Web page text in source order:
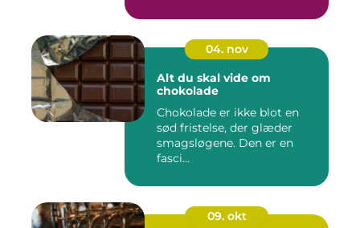
04. nov
Alt du skal vide om
chokolade
Chokolade er ikke blot en
sød fristelse, der glæder
smagsløgene. Den er en
fasci...
09. okt